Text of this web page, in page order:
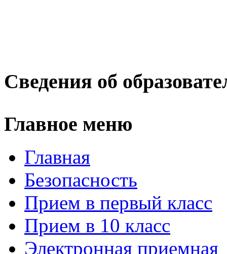
Сведения об
Главное меню
Главная
Безопасность
Прием в первый класс
Прием в 10 класс
Электронная приемная